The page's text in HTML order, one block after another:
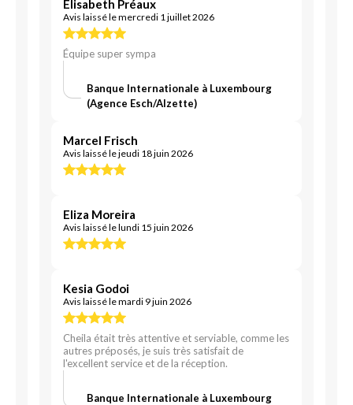
Elisabeth Préaux
Avis laissé le mercredi 1 juillet 2026
Équipe super sympa
Banque Internationale à Luxembourg
(Agence Esch/Alzette)
Marcel Frisch
Avis laissé le jeudi 18 juin 2026
Eliza Moreira
Avis laissé le lundi 15 juin 2026
Kesia Godoi
Avis laissé le mardi 9 juin 2026
Cheila était très attentive et serviable, comme les
autres préposés, je suis très satisfait de
l'excellent service et de la réception.
Banque Internationale à Luxembourg